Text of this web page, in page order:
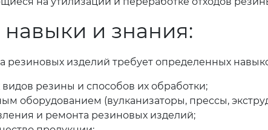
и знания:
резиновых изделий требует определенных
резины и способов их обработки;
оборудованием (вулканизаторы, прессы,
и ремонта резиновых изделий;